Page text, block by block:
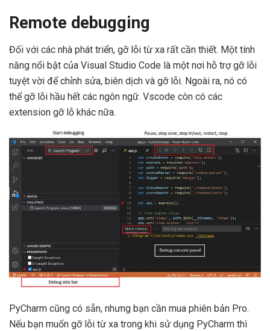
Remote debugging
Đối với các nhà phát triển, gỡ lỗi từ xa rất cần thiết. Một tính
năng nổi bật của Visual Studio Code là một nơi hỗ trợ gỡ lỗi
tuyệt vời để chỉnh sửa, biên dịch và gỡ lỗi. Ngoài ra, nó có
thể gỡ lỗi hầu hết các ngôn ngữ. Vscode còn có các
extension gỡ lỗ khác nữa.
PyCharm cũng có sẵn, nhưng bạn cần mua phiên bản Pro.
Nếu bạn muốn gỡ lỗi từ xa trong khi sử dụng PyCharm thì